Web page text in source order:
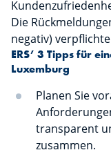
Die
negativ)
ERS’ 3 Tipps für
Luxemburg
Planen Sie
transparent
zusammen.